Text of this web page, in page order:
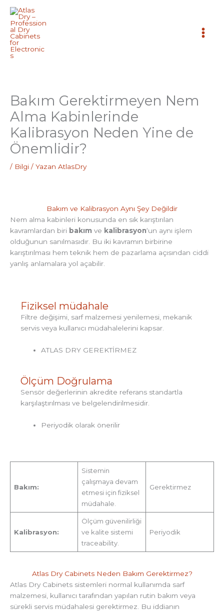
atla
Bakım Gerektirmeyen Nem
Alma Kabinlerinde
Kalibrasyon Neden Yine de
Önemlidir?
/ Bilgi / Yazan AtlasDry
Bakım ve Kalibrasyon Aynı Şey Değildir
Nem alma kabinleri konusunda en sık karıştırılan
kavramlardan biri bakım ve kalibrasyon‘un aynı işlem
olduğunun sanılmasıdır. Bu iki kavramın birbirine
karıştırılması hem teknik hem de pazarlama açısından ciddi
yanlış anlamalara yol açabilir.
Fiziksel müdahale
Filtre değişimi, sarf malzemesi yenilemesi, mekanik
servis veya kullanıcı müdahalelerini kapsar.
ATLAS DRY GEREKTİRMEZ
Ölçüm Doğrulama
Sensör değerlerinin akredite referans standartla
karşılaştırılması ve belgelendirilmesidir.
Periyodik olarak önerilir
Bakım:
Sistemin
çalışmaya devam
etmesi için fiziksel
müdahale.
Gerektirmez
Kalibrasyon:
Ölçüm güvenilirliği
ve kalite sistemi
traceability.
Periyodik
Atlas Dry Cabinets Neden Bakım Gerektirmez?
Atlas Dry Cabinets sistemleri normal kullanımda sarf
malzemesi, kullanıcı tarafından yapılan rutin bakım veya
sürekli servis müdahalesi gerektirmez. Bu iddianın